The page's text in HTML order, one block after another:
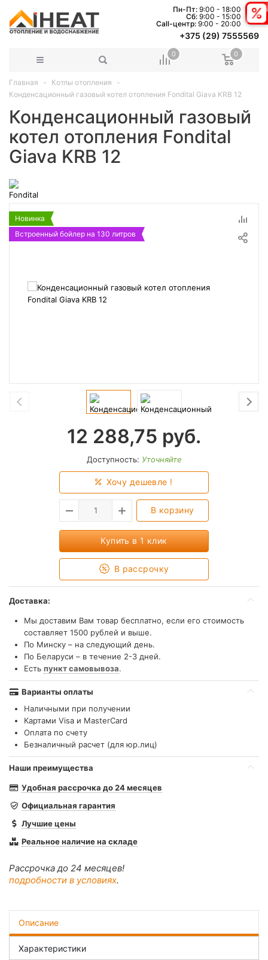
Пн-Пт: 9:00 - 18:00
Сб: 9:00 - 15:00
Сall-центр: 9:00 - 20:00
+375 (29) 7555569
0 0
Главная
Котлы отопления
Конденсационный газовый котел отопления Fondital Giava KRB 12
Конденсационный газовый
котел отопления Fondital
Giava KRB 12
Новинка
Встроенный бойлер на 130 литров
12 288,75 руб.
Доступность: Уточняйте
Хочу дешевле !
В корзину
Купить в 1 клик
В рассрочку
Доставка:
Мы доставим Вам товар бесплатно, если его стоимость
составляет 1500 рублей и выше.
По Минску – на следующий день.
По Беларуси – в течение 2-3 дней.
Есть пункт самовывоза.
Варианты оплаты
Наличными при получении
Картами Visa и MasterCard
Оплата по счету
Безналичный расчет (для юр.лиц)
Наши преимущества
Удобная рассрочка до 24 месяцев
Официальная гарантия
Лучшие цены
Реальное наличие на складе
Рассрочка до 24 месяцев!
подробности в условиях.
Описание
Характеристики